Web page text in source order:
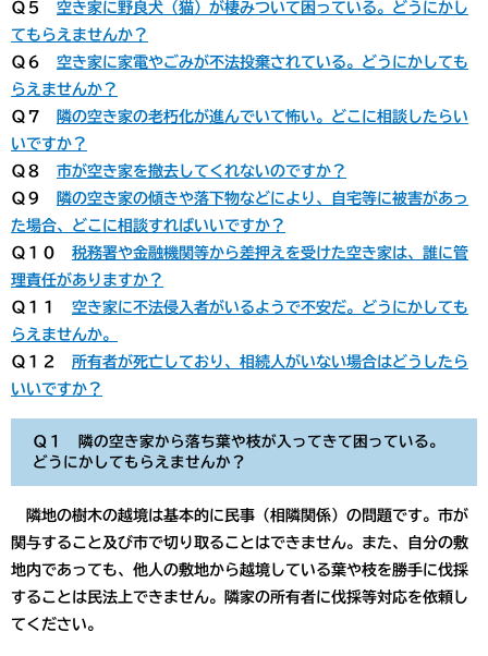
​Ｑ５ 空き家に野良犬（猫）が棲みついて困っている。どうにかし
てもらえませんか？
Ｑ６ 空き家に家電やごみが不法投棄されている。どうにかしても
らえませんか？
​Ｑ７
隣の空き家の老朽化が進んでいて怖い。どこに相談したらい
いですか？
​Ｑ８ 市が空き家を撤去してくれないのですか？
Ｑ９
隣の空き家の傾きや落下物などにより、自宅等に被害があっ
た場合、どこに相談すればいいですか？
​Ｑ１０ 税務署や金融機関等から差押えを受けた空き家は、誰に管
理責任がありますか？
​Ｑ１１ 空き家に不法侵入者がいるようで不安だ。どうにかしても
らえませんか。
​Ｑ１２ 所有者が死亡しており、相続人がいない場合はどうしたら
いいですか？
Ｑ１ 隣の空き家から落ち葉や枝が入ってきて困っている。
どうにかしてもらえませんか？
隣地の樹木の越境は基本的に民事（相隣関係）の問題です。市が
関与すること及び市で切り取ることはできません。 また、自分の敷
地内であっても、他人の敷地から越境している葉や枝を勝手に伐採
することは民法上できません。隣家の所有者に伐採等対応を依頼し
てください。